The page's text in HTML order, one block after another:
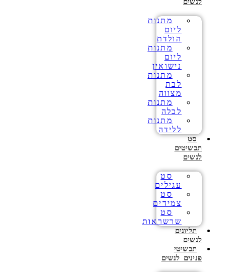
מתנות
ליום
הולדת
מתנות
ליום
נישואין
מתנות
לבת
מצווה
מתנות
לכלה
מתנות
ללידה
סט
תכשיטים
לנשים
סט
עגילים
סט
צמידים
סט
שרשראות
תליונים
לנשים
תכשיטי
פנינים לנשים